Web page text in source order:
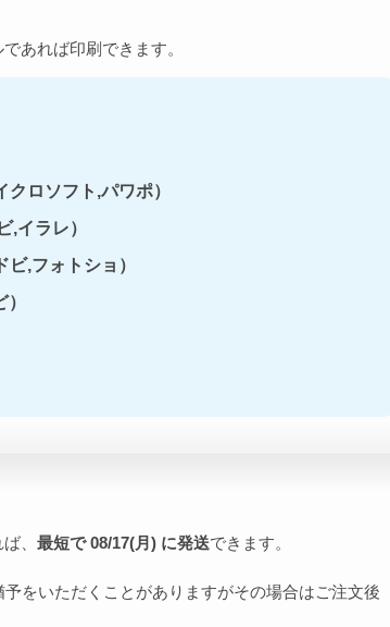
あれば印刷できます。
ロソフト,パワポ）
イラレ）
,フォトショ）
、 最短で 08/17(月) に発送できます。
をいただくことがありますがその場合はご注文後